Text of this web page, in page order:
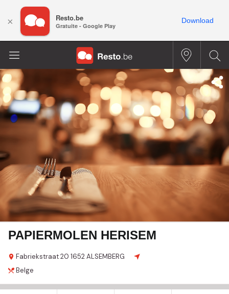
PAPIERMOLEN HERISEM
Fabriekstraat20 1652 ALSEMBERG
Belge
× Resto.be
Gratuite - Google Play
Download